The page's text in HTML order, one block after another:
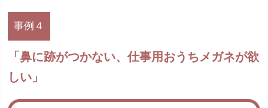
事例 ４
「鼻に跡がつかない、仕事用おうちメガネが欲
しい」